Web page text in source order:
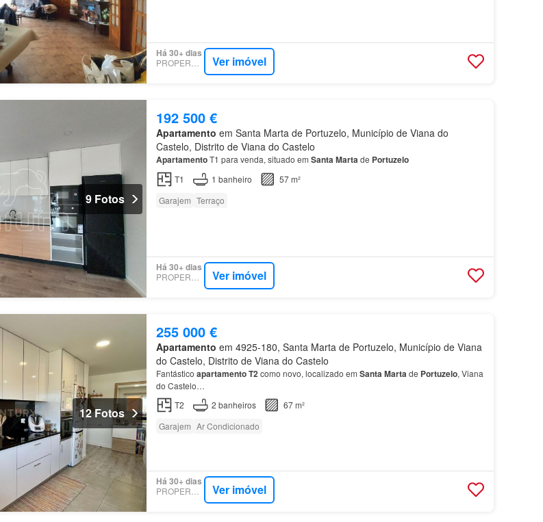
Há 30+ dias
Ver imóvel
9 Fotos
192 500 €
Apartamento em Santa Marta de Portuzelo, Município de Viana do
Castelo, Distrito de Viana do Castelo
ApartamentoT1 para venda, situado em SantaMartade Portuzelo
T1 1 banheiro
57 m²
Garajem Terraço
Há 30+ dias
Ver imóvel
12 Fotos
255 000 €
Apartamento em 4925-180, Santa Marta de Portuzelo, Município de Viana
do Castelo, Distrito de Viana do Castelo
Fantástico apartamentoT2como novo, localizado em SantaMartade Portuzelo, Viana
do Castelo…
T2
2 banheiros
67 m²
Garajem Ar Condicionado
Há 30+ dias
Ver imóvel